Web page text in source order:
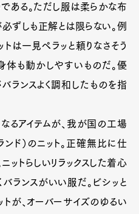
ある。ただし服は柔らかな布
ずしも正解とは限らない。例
は一見ペラッと頼りなさそう
体も動かしやすいものだ。優
ランスよく調和したものを指
るアイテムが、我が国の工場
ンド）のニット。正確無比に仕
ットらしいリラックスした着心
ランスがいい服だ。ビシッと
が、オーバーサイズのゆるい